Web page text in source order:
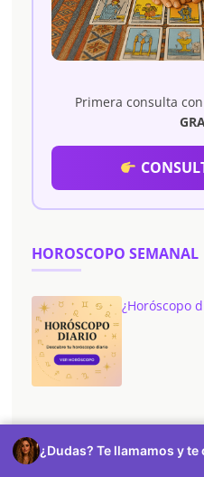
Primera consulta
HOROSCOPO SEMANAL
¿Horóscopo
¿Dudas? Te llamamos y